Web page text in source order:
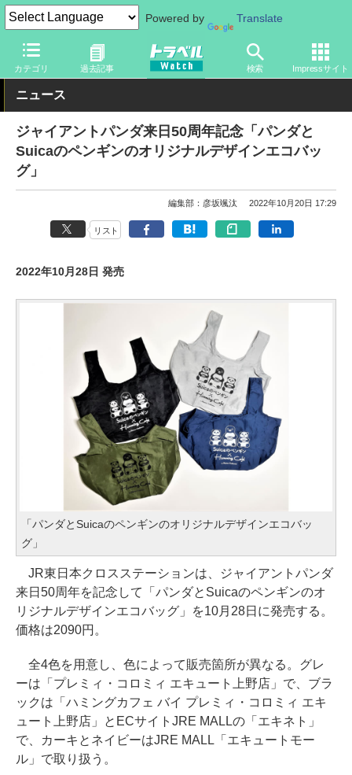
Powered by Translate
カテゴリ 過去記事 検索 Impressサイト
トラベル Watch 旅の方法 鉄旅 駅ビル・エキナカ
ニュース
ジャイアントパンダ来日50周年記念「パンダと
Suicaのペンギンのオリジナルデザインエコバッ
グ」
編集部：彦坂颯汰 2022年10月20日 17:29
リスト
2022年10月28日 発売
「パンダとSuicaのペンギンのオリジナルデザインエコバッ
グ」
JR東日本クロスステーションは、ジャイアントパンダ
来日50周年を記念して「パンダとSuicaのペンギンのオ
リジナルデザインエコバッグ」を10月28日に発売する。
価格は2090円。
全4色を用意し、色によって販売箇所が異なる。グレ
ーは「プレミィ・コロミィ エキュート上野店」で、ブラ
ックは「ハミングカフェ バイ プレミィ・コロミィ エキ
ュート上野店」とECサイトJRE MALLの「エキネト」
で、カーキとネイビーはJRE MALL「エキュートモー
ル」で取り扱う。